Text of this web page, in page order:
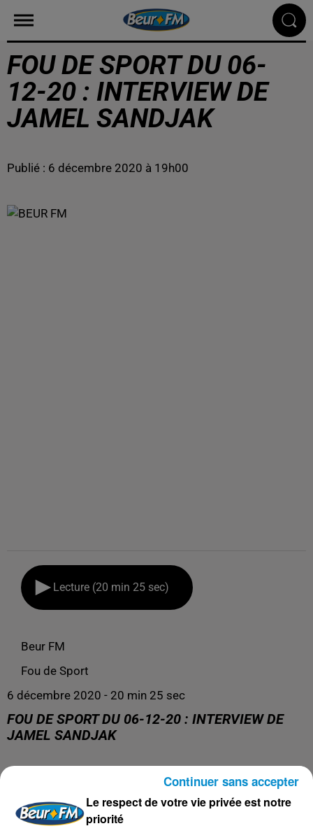
FOU DE SPORT DU 06-
12-20 : INTERVIEW DE
JAMEL SANDJAK
Publié : 6 décembre 2020 à 19h00
Lecture (20 min 25 sec)
Beur FM
Fou de Sport
6 décembre 2020 - 20 min 25 sec
FOU DE SPORT DU 06-12-20 : INTERVIEW DE
JAMEL SANDJAK
Présentation : Mohand Marouf
Consultants : Nasser Sandjak et Sofiane Zeggai
Invité : Jamel Sandjak, Président de la Ligue de Football
Le respect de votre vie privée est notre
priorité
Continuer sans accepter